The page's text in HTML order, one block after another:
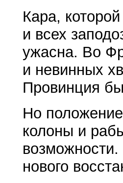
Кара,
и всех
ужасна. Во
и невинных
Провинция
Но
колоны и
нового